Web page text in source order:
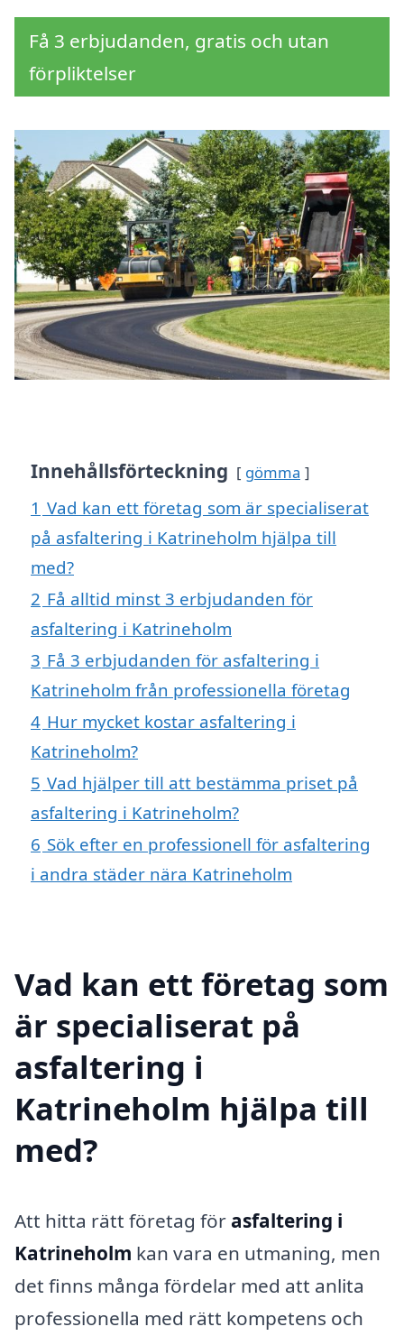
Få 3 erbjudanden, gratis och utan
förpliktelser
Innehållsförteckning gömma
1 Vad kan ett företag som är specialiserat
på asfaltering i Katrineholm hjälpa till
med?
2 Få alltid minst 3 erbjudanden för
asfaltering i Katrineholm
3 Få 3 erbjudanden för asfaltering i
Katrineholm från professionella företag
4 Hur mycket kostar asfaltering i
Katrineholm?
5 Vad hjälper till att bestämma priset på
asfaltering i Katrineholm?
6 Sök efter en professionell för asfaltering
i andra städer nära Katrineholm
Vad kan ett företag som
är specialiserat på
asfaltering i
Katrineholm hjälpa till
med?
Att hitta rätt företag för asfaltering i
Katrineholm kan vara en utmaning, men
det finns många fördelar med att anlita
professionella med rätt kompetens och